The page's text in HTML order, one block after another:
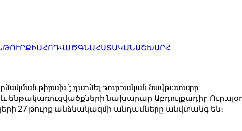
ԹՈՒՐՔԻԱՀՈԴՎԱԾԳՆԱՀԱՏԱԿԱՆԱՇԽԱՐՀ
թիրախ է դարձել թուրքական նավթատարը
նախարար Աբդուլքադիր
27 թուրք անձնակազմի անդամները անվտանգ են։